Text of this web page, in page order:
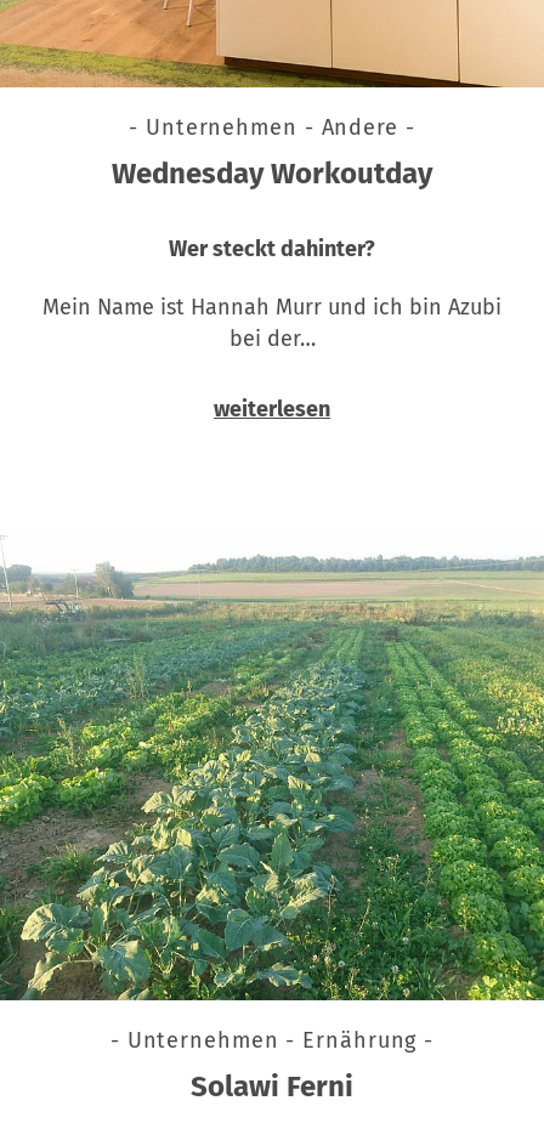
- Unternehmen - Andere -
Wednesday Workoutday
Wer steckt dahinter?
Mein Name ist Hannah Murr und ich bin Azubi
bei der…
weiterlesen
- Unternehmen - Ernährung -
Solawi Ferni